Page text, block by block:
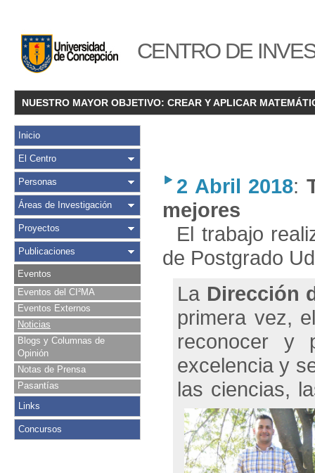
CENTRO DE
NUESTRO MAYOR OBJETIVO: CREAR Y APLICAR
Inicio
El Centro
Personas
Áreas de Investigación
Proyectos
Publicaciones
Eventos
Eventos del CI²MA
Eventos Externos
Noticias
Blogs y Columnas de
Opinión
Notas de Prensa
Pasantías
Links
Concursos
2 Abril 2018:
mejores
El trabajo
de Postgrado
La Dirección
primera vez,
reconocer y
excelencia y
las ciencias,